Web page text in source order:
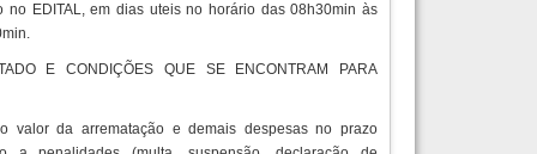
no EDITAL, em dias uteis no horário das 08h30min às
E CONDIÇÕES QUE SE ENCONTRAM PARA
valor da arrematação e demais despesas no prazo